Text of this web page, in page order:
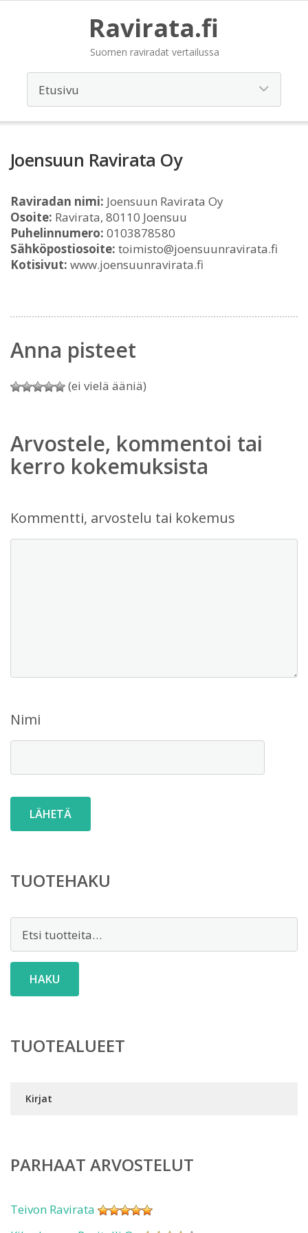
Ravirata.fi
Suomen raviradat vertailussa
Joensuun Ravirata Oy
Raviradan nimi: Joensuun Ravirata Oy
Osoite: Ravirata, 80110 Joensuu
Puhelinnumero: 0103878580
Sähköpostiosoite: toimisto@joensuunravirata.fi
Kotisivut: www.joensuunravirata.fi
Anna pisteet
(ei vielä ääniä)
Arvostele, kommentoi tai
kerro kokemuksista
Kommentti, arvostelu tai kokemus
Nimi
TUOTEHAKU
HAKU
TUOTEALUEET
Kirjat
PARHAAT ARVOSTELUT
Teivon Ravirata